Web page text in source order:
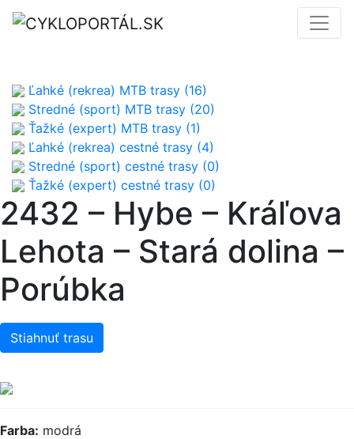
Ľahké (rekrea) MTB trasy (16)
Stredné (sport) MTB trasy (20)
Ťažké (expert) MTB trasy (1)
Ľahké (rekrea) cestné trasy (4)
Stredné (sport) cestné trasy (0)
Ťažké (expert) cestné trasy (0)
2432 – Hybe – Kráľova
Lehota – Stará dolina –
Porúbka
Stiahnuť trasu
Farba: modrá